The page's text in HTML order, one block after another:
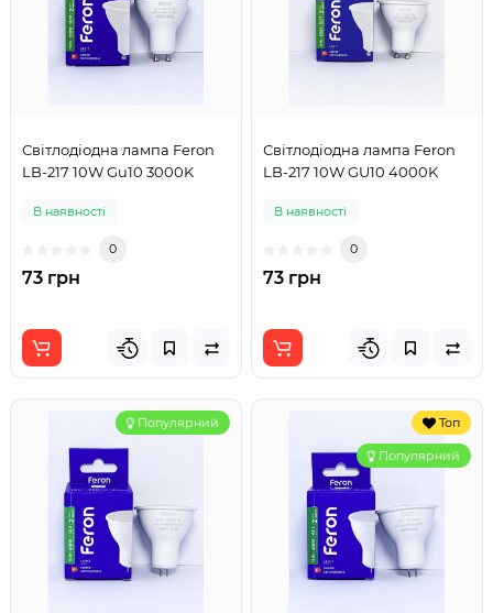
Світлодіодна лампа Feron
LB-217 10W Gu10 3000K
В наявності
0
73 грн
Світлодіодна лампа Feron
LB-217 10W GU10 4000K
В наявності
0
73 грн
Популярний Топ
Популярний